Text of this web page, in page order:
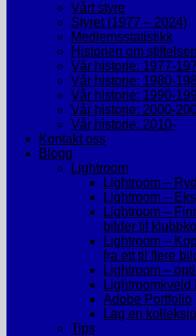
Vårt styre
Styret (1977 – 2024)
Medlemsstatistikk
Historien om
Vår historie: 1977-
Vår historie: 1980-
Vår historie: 1990-
Vår historie: 2000-
Vår historie: 2010-
Kontakt oss
Blogg
Lightroom
Lightroom –
Lightroom –
Lightroom –
bilder til
Lightroom –
fra ett til flere
Lightroom –
Lightroomkveld
Adobe Portfolio
Lag en
Tips